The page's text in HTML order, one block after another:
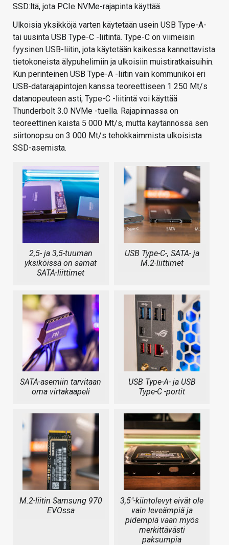
SSD:ltä, jota PCIe NVMe-rajapinta käyttää.
Ulkoisia yksikköjä varten käytetään usein USB Type-A-
tai uusinta USB Type-C -liitintä. Type-C on viimeisin
fyysinen USB-liitin, jota käytetään kaikessa kannettavista
tietokoneista älypuhelimiin ja ulkoisiin muistiratkaisuihin.
Kun perinteinen USB Type-A -liitin vain kommunikoi eri
USB-datarajapintojen kanssa teoreettiseen 1 250 Mt/s
datanopeuteen asti, Type-C -liitintä voi käyttää
Thunderbolt 3.0 NVMe -tuella. Rajapinnassa on
teoreettinen kaista 5 000 Mt/s, mutta käytännössä sen
siirtonopsu on 3 000 Mt/s tehokkaimmista ulkoisista
SSD-asemista.
2,5- ja 3,5-tuuman
yksiköissä on samat
SATA-liittimet
USB Type-C-, SATA- ja
M.2-liittimet
SATA-asemiin tarvitaan
oma virtakaapeli
USB Type-A- ja USB
Type-C -portit
M.2-liitin Samsung 970
EVOssa
3,5″-kiintolevyt eivät ole
vain leveämpiä ja
pidempiä vaan myös
merkittävästi
paksumpia